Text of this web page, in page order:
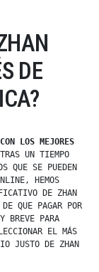
DE
LOS MEJORES
UN TIEMPO
QUE SE PUEDEN
HEMOS
DE ZHAN
QUE PAGAR POR
BREVE PARA
EL MÁS
JUSTO DE ZHAN